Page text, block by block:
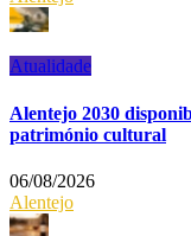
Atualidade
Alentejo 2030
património cultural
06/08/2026
Alentejo